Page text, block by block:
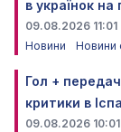
в українок
09.08.2026 11:01
Новини
Новини
Гол +
критики в
09.08.2026 10:01